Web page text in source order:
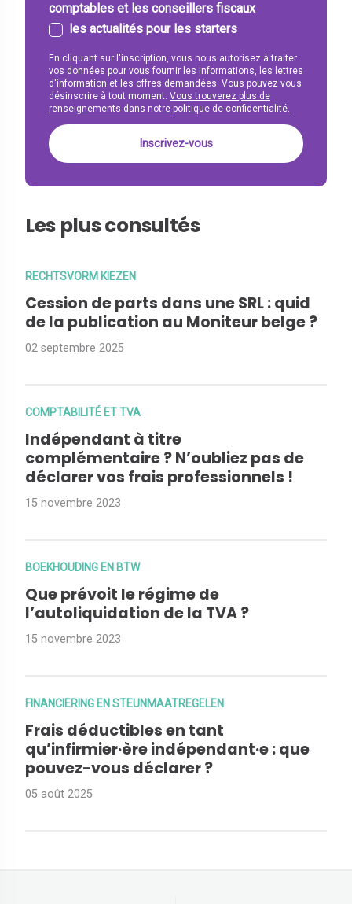
comptables et les conseillers fiscaux
les actualités pour les starters
En cliquant sur l'inscription, vous nous autorisez à traiter
vos données pour vous fournir les informations, les lettres
d'information et les offres demandées. Vous pouvez vous
désinscrire à tout moment. Vous trouverez plus de
renseignements dans notre politique de confidentialité.
Les plus consultés
RECHTSVORM KIEZEN
Cession de parts dans une SRL : quid
de la publication au Moniteur belge ?
02 septembre 2025
COMPTABILITÉ ET TVA
Indépendant à titre
complémentaire ? N’oubliez pas de
déclarer vos frais professionnels !
15 novembre 2023
BOEKHOUDING EN BTW
Que prévoit le régime de
l’autoliquidation de la TVA ?
15 novembre 2023
FINANCIERING EN STEUNMAATREGELEN
Frais déductibles en tant
qu’infirmier·ère indépendant·e : que
pouvez-vous déclarer ?
05 août 2025